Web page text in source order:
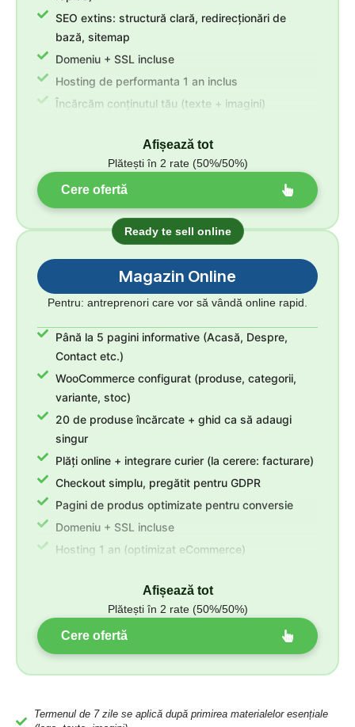
SEO extins: structură clară, redirecționări de
bază, sitemap
Domeniu + SSL incluse
Hosting de performanta 1 an inclus
Încărcăm conținutul tău (texte + imagini)
Afișează tot
Plătești în 2 rate (50%/50%)
Cere ofertă
Magazin Online
Pentru: antreprenori care vor să vândă online rapid.
Până la 5 pagini informative (Acasă, Despre,
Contact etc.)
WooCommerce configurat (produse, categorii,
variante, stoc)
20 de produse încărcate + ghid ca să adaugi
singur
Plăți online + integrare curier (la cerere: facturare)
Checkout simplu, pregătit pentru GDPR
Pagini de produs optimizate pentru conversie
Domeniu + SSL incluse
Hosting 1 an (optimizat eCommerce)
Afișează tot
Plătești în 2 rate (50%/50%)
Cere ofertă
Ready te sell online
Termenul de 7 zile se aplică după primirea materialelor esențiale